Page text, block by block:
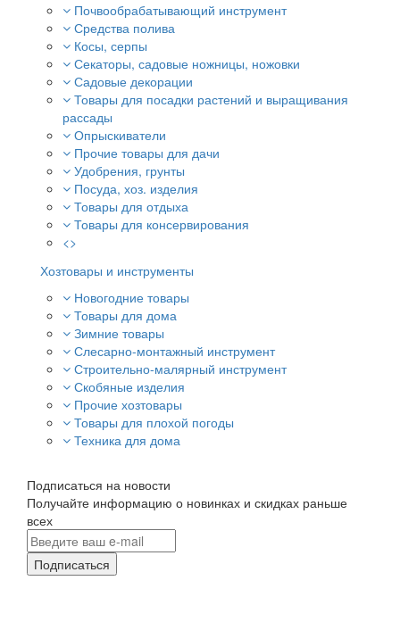
Почвообрабатывающий инструмент
Средства полива
Косы, серпы
Секаторы, садовые ножницы, ножовки
Садовые декорации
Товары для посадки растений и выращивания
рассады
Опрыскиватели
Прочие товары для дачи
Удобрения, грунты
Посуда, хоз. изделия
Товары для отдыха
Товары для консервирования
<>
Хозтовары и инструменты
Новогодние товары
Товары для дома
Зимние товары
Слесарно-монтажный инструмент
Строительно-малярный инструмент
Скобяные изделия
Прочие хозтовары
Товары для плохой погоды
Техника для дома
Подписаться на новости
Получайте информацию о новинках и скидках раньше
всех
Подписаться